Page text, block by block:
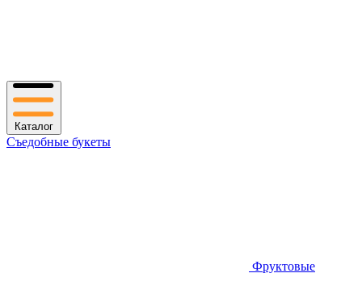
Каталог
Съедобные букеты
Фруктовые